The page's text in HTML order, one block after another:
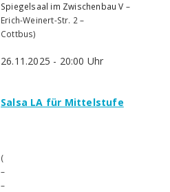
Spiegelsaal im Zwischenbau V –
Erich-Weinert-Str. 2–
Cottbus)
26.11.2025 - 20:00 Uhr
Salsa LA für Mittelstufe
(
–
–